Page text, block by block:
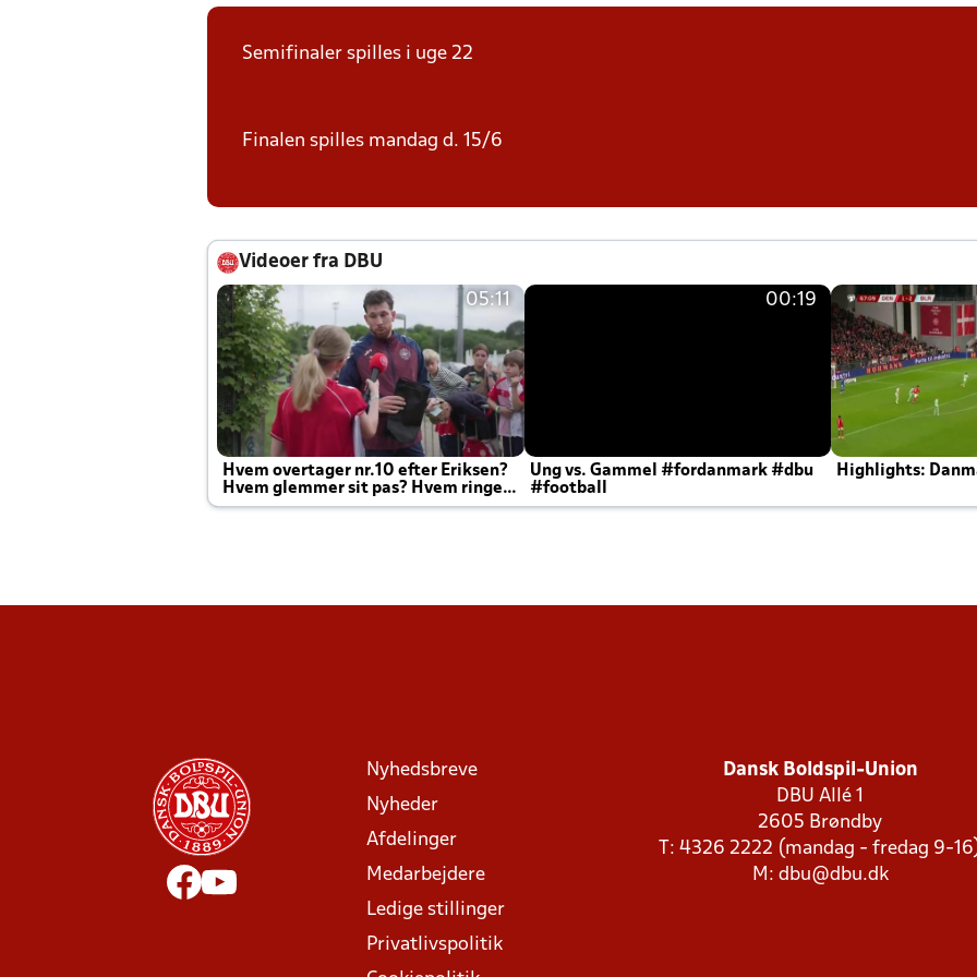
Semifinaler spilles i uge 22
Finalen spilles mandag d. 15/6
Videoer fra DBU
05:11
Hvem overtager nr.10 efter Eriksen?
Hvem glemmer sit pas? Hvem ringer
Joachim altid til efter kampe?
00:19
Ung vs. Gammel #fordanmark #dbu
#football
Highlights:
Nyhedsbreve
Nyheder
Afdelinger
Medarbejdere
Ledige stillinger
Privatlivspolitik
Dansk Boldspil-Union
DBU Allé 1
2605 Brøndby
T: 4326 2222 (mandag - fredag 9-
M: dbu@dbu.dk